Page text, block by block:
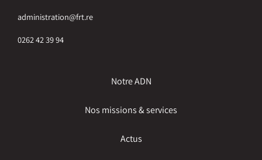
administration@frt.re
0262 42 39 94
Notre ADN
Nos missions & services
Actus